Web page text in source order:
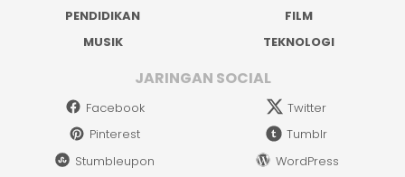
PENDIDIKAN
FILM
MUSIK
TEKNOLOGI
JARINGAN SOCIAL
Facebook
Twitter
Pinterest
Tumblr
Stumbleupon
WordPress